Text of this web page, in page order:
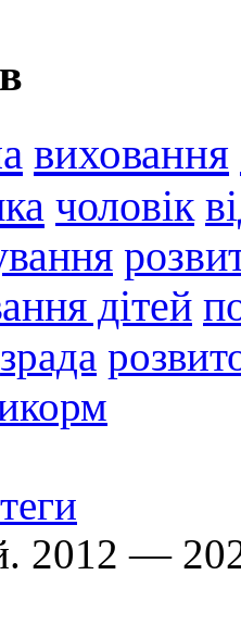
виховання
чоловік
дітей
зрада
2012 —